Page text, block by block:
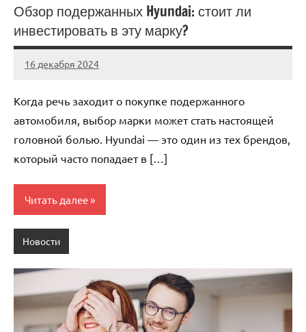
Обзор подержанных Hyundai: стоит ли
инвестировать в эту марку?
16 декабря 2024
Avtor
Нет
Когда речь заходит о покупке подержанного
автомобиля, выбор марки может стать настоящей
головной болью. Hyundai — это один из тех брендов,
который часто попадает в […]
Читать далее
Новости